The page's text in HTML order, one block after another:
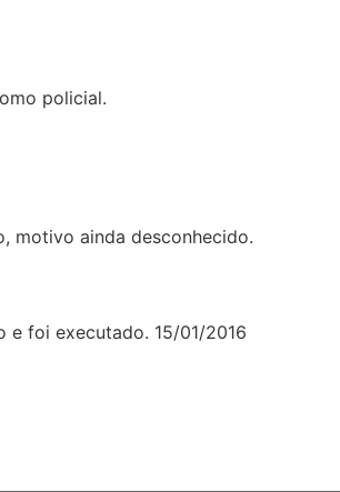
policial.
motivo ainda desconhecido.
e foi executado. 15/01/2016